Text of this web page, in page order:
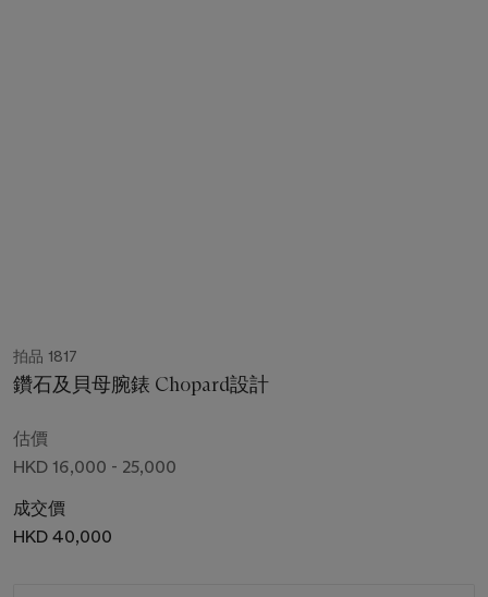
拍品 1817
鑽石及貝母腕錶 Chopard設計
估價
HKD 16,000 - 25,000
成交價
HKD 40,000